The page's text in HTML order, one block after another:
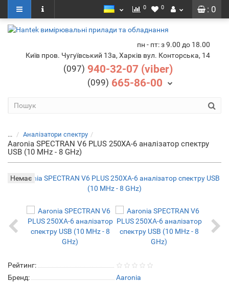
: 0
0 0
пн - пт: з 9.00 до 18.00
Київ пров. Чугуївський 13а, Харків вул. Конторська, 14
(097) 940-32-07 (viber)
(099) 665-86-00
... Аналізатори спектру
Aaronia SPECTRAN V6 PLUS 250XA-6 аналізатор спектру
USB (10 MHz - 8 GHz)
Немає
Рейтинг:
Бренд:
Aaronia